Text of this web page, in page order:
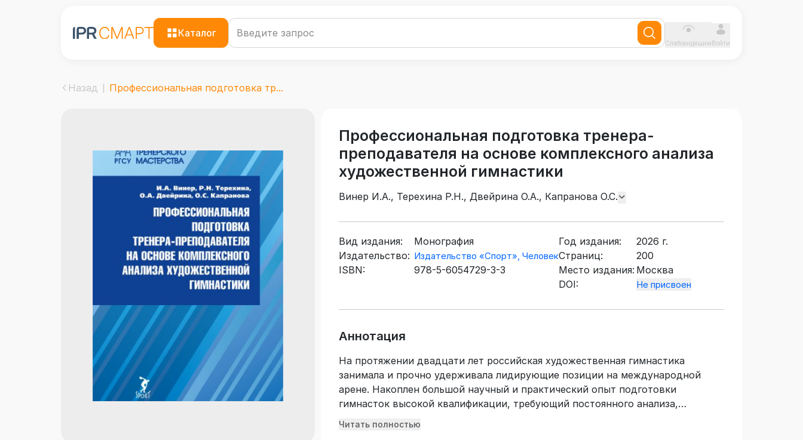
Каталог
СлабовидящимВойти
Назад Профессиональная подготовка тр...
Профессиональная подготовка тренера-
преподавателя на основе комплексного анализа
художественной гимнастики
Винер И.А., Терехина Р.Н., Двейрина О.А., Капранова О.С.
Вид издания:
Монография
Издательство: Издательство «Спорт», Человек
ISBN: 978-5-6054729-3-3
Год издания:
2026 г.
Страниц:
200
Место издания: Москва
DOI:
Не присвоен
Аннотация
На протяжении двадцати лет российская художественная гимнастика
занимала и прочно удерживала лидирующие позиции на международной
арене. Накоплен большой научный и практический опыт подготовки
гимнасток высокой квалификации, требующий постоянного анализа,
переосмысления с точки зрения современных тенденций развития общества.
Читать полностью